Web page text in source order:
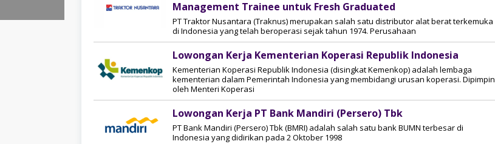
Management Trainee untuk Fresh Graduated
PT Traktor Nusantara (Traknus) merupakan salah satu distributor alat berat terkemuka
di Indonesia yang telah beroperasi sejak tahun 1974. Perusahaan
Lowongan Kerja Kementerian Koperasi Republik Indonesia
Kementerian Koperasi Republik Indonesia (disingkat Kemenkop) adalah lembaga
kementerian dalam Pemerintah Indonesia yang membidangi urusan koperasi. Dipimpin
oleh Menteri Koperasi
Lowongan Kerja PT Bank Mandiri (Persero) Tbk
PT Bank Mandiri (Persero) Tbk (BMRI) adalah salah satu bank BUMN terbesar di
Indonesia yang didirikan pada 2 Oktober 1998